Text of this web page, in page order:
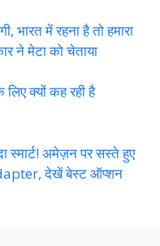
भारत में रहना है तो हमारा
ने मेटा को चेताया
क्यों कह रही है
स्मार्ट! अमेज़न पर सस्ते हुए
देखें बेस्ट ऑप्शन